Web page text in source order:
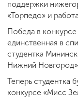
поддержки
«Торпедо» и
Победа в
единственная в
студентка
Нижний
Теперь студентка
конкурсе «Мисс